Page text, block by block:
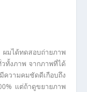
ด้ทดสอบถ่ายภาพ
ทั้งภาพ จากภาพที่ได้
วามคมชัดดีเกือบถึง
แต่ถ้าดูขยายภาพ